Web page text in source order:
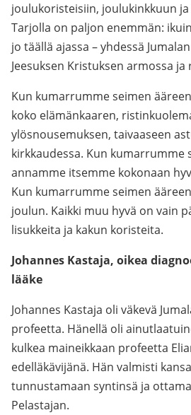
joulukoristeisiin, joulukinkkuun
Tarjolla on paljon enemmän:
jo täällä ajassa – yhdessä
Jeesuksen Kristuksen armossa ja
Kun kumarrumme seimen
koko elämänkaaren,
ylösnousemuksen, taivaaseen
kirkkaudessa. Kun kumarrumme
annamme itsemme kokonaan
Kun kumarrumme seimen
joulun. Kaikki muu hyvä on vain
lisukkeita ja kakun koristeita.
Johannes Kastaja, oikea
lääke
Johannes Kastaja oli väkevä
profeetta. Hänellä oli
kulkea maineikkaan profeetta
edelläkävijänä. Hän valmisti
tunnustamaan syntinsä ja
Pelastajan.